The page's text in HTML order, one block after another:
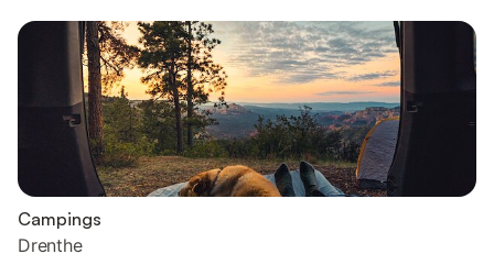
Campings
Drenthe